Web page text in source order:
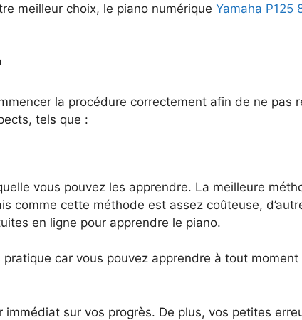
meilleur choix, le piano numérique Yamaha P125
la procédure correctement afin de ne pas
tels que :
vous pouvez les apprendre. La meilleure
comme cette méthode est assez coûteuse,
en ligne pour apprendre le piano.
car vous pouvez apprendre à tout
sur vos progrès. De plus, vos petites